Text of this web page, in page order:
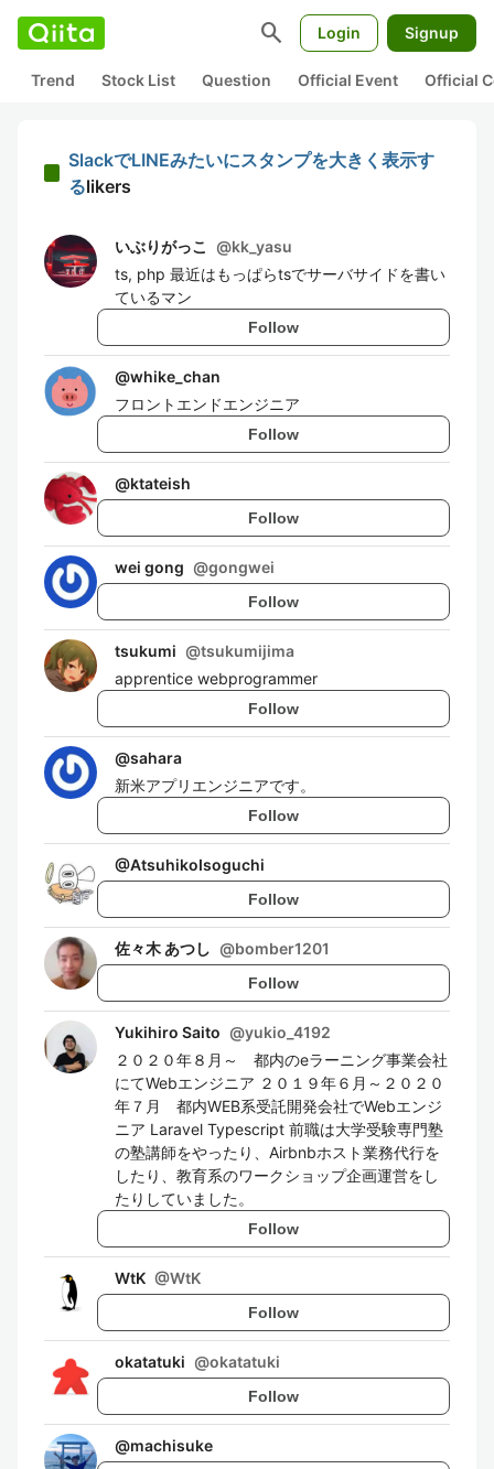
search Login Signup
Trend Stock List Question Official Event Official
SlackでLINEみたいにスタンプを大きく表示す
るlikers
いぶりがっこ @kk_yasu
ts, php 最近はもっぱらtsでサーバサイドを書い
ているマン
Follow
@whike_chan
フロントエンドエンジニア
Follow
@ktateish
Follow
wei gong @gongwei
Follow
tsukumi @tsukumijima
apprentice webprogrammer
Follow
@sahara
新米アプリエンジニアです。
Follow
@AtsuhikoIsoguchi
Follow
佐々木 あつし @bomber1201
Follow
Yukihiro Saito @yukio_4192
２０２０年８月～ 都内のeラーニング事業会社
にてWebエンジニア ２０１９年６月～２０２０
年７月 都内WEB系受託開発会社でWebエンジ
ニア Laravel Typescript 前職は大学受験専門塾
の塾講師をやったり、Airbnbホスト業務代行を
したり、教育系のワークショップ企画運営をし
たりしていました。
Follow
WtK @WtK
Follow
okatatuki @okatatuki
Follow
@machisuke